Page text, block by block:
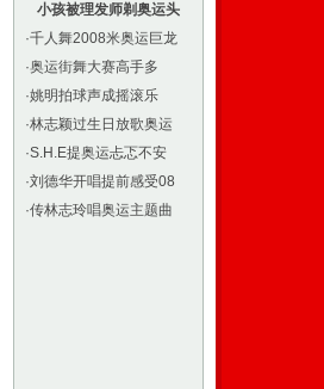
小孩被理发师剃奥运头
·千人舞2008米奥运巨龙
·奥运街舞大赛高手多
·姚明拍球声成摇滚乐
·林志颖过生日放歌奥运
·S.H.E提奥运忐忑不安
·刘德华开唱提前感受08
·传林志玲唱奥运主题曲